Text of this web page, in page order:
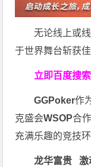
无论线上或
于世界舞台斩获佳
立即百度搜
GGPoker作
克盛会WSOP合
充满乐趣的竞技环
龙华富贵 激